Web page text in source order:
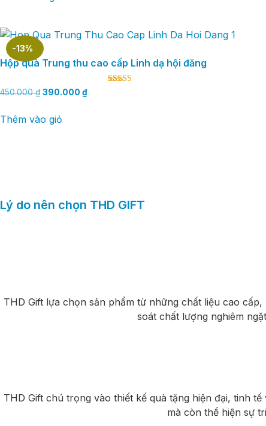
-13%
Hộp quà Trung thu cao cấp Linh dạ hội đăng
450.000₫ 390.000 ₫
Thêm vào giỏ
Lý do nên chọn THD GIFT
THD Gift lựa chọn sản phẩm từ những chất liệu cao
soát chất lượng nghiêm
THD Gift chú trọng vào thiết kế quà tặng hiện đại, tinh
mà còn thể hiện sự